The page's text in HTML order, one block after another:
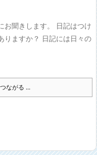
お聞きします。 日記はつけ
りますか？ 日記には日々の
ながる ...